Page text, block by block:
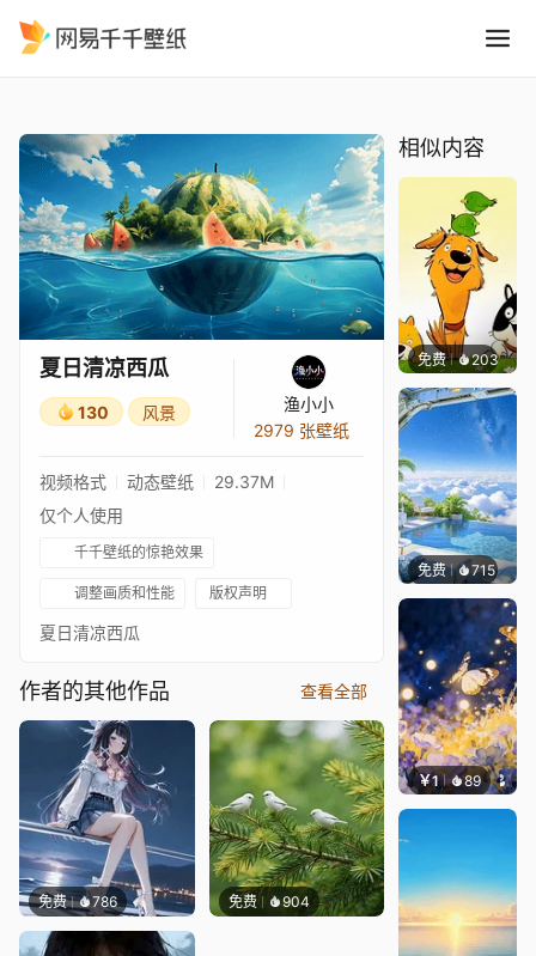
夏日清凉西瓜
130 风景
渔小小
2979 张壁纸
视频格式 动态壁纸
29.37M
仅个人使用
千千壁纸的惊艳效果
调整画质和性能 版权声明
夏日清凉西瓜
作者的其他作品 查看全部
免费 786 免费 904
相似内容
免费 203渔小小
免费 715豆子
￥1 89 叮叮